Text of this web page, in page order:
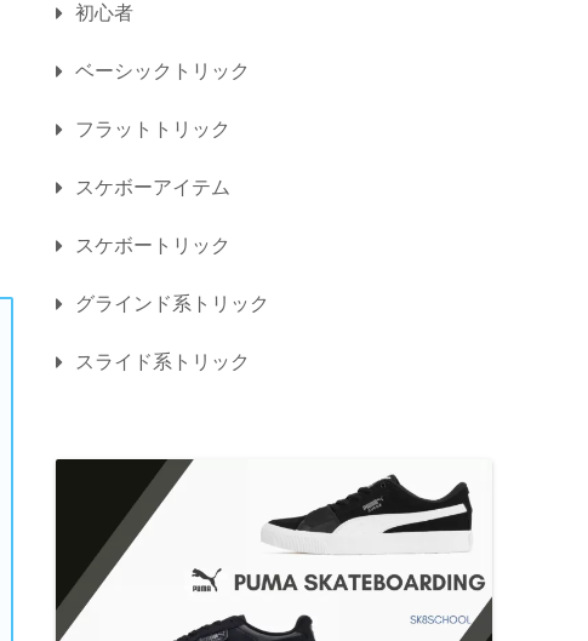
初心者
ベーシックトリック
フラットトリック
スケボーアイテム
スケボートリック
グラインド系トリック
スライド系トリック